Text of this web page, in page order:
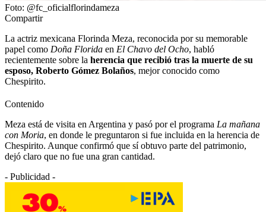
Foto: @fc_oficialflorindameza
Compartir
La actriz mexicana Florinda Meza, reconocida por su memorable
papel como Doña Florida en El Chavo del Ocho, habló
recientemente sobre la herencia que recibió tras la muerte de su
esposo, Roberto Gómez Bolaños, mejor conocido como
Chespirito.
Contenido
Meza está de visita en Argentina y pasó por el programa La mañana
con Moria, en donde le preguntaron si fue incluida en la herencia de
Chespirito. Aunque confirmó que sí obtuvo parte del patrimonio,
dejó claro que no fue una gran cantidad.
- Publicidad -